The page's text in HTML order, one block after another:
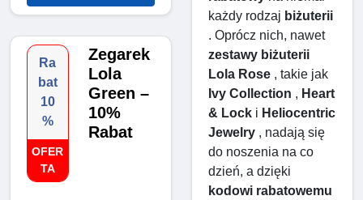
Ra
bat
10
%
OFER
TA
Zegarek
Lola
Green –
10%
Rabat
każdy rodzaj biżuterii
. Oprócz nich, nawet
zestawy biżuterii
Lola Rose
Ivy Collection , Heart
& Lock i Heliocentric
Jewelry , nadają się
do noszenia na co
kodowi rabatowemu